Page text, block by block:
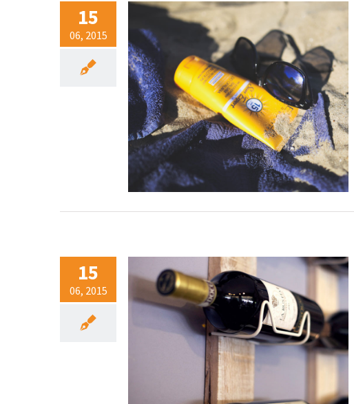
15
06, 2015
15
06, 2015